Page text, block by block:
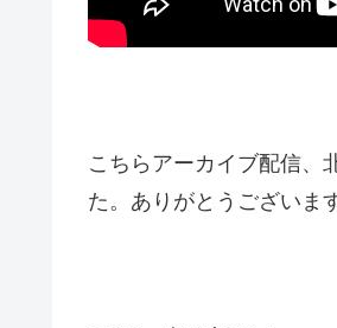
こちらアーカイブ配信、
た。ありがとうございま